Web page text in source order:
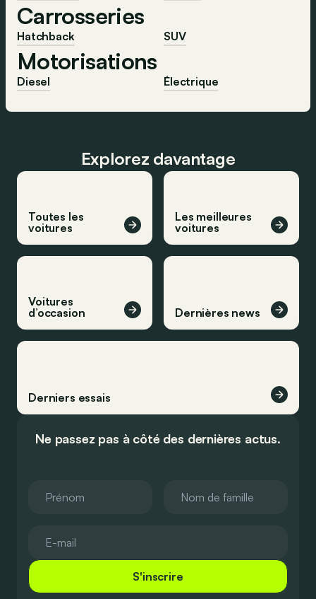
Carrosseries
Hatchback SUV
Motorisations
Diesel Électrique
Explorez davantage
Toutes les
voitures
Les meilleures
voitures
Voitures
d’occasion
Dernières news
Derniers essais
Ne passez pas à côté des dernières actus.
S'inscrire